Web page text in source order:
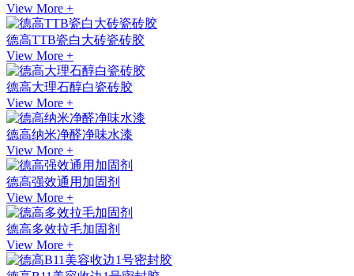
View More +
德高TTB瓷白大砖瓷砖胶
View More +
德高大理石醇白瓷砖胶
View More +
德高纳米净醛净味水漆
View More +
德高强效通用加固剂
View More +
德高多效拉毛加固剂
View More +